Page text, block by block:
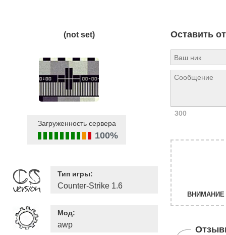
(not set)
Загруженность сервера
100%
Тип игры:
Counter-Strike 1.6
Мод:
awp
Оставить
300
ВНИМАНИЕ